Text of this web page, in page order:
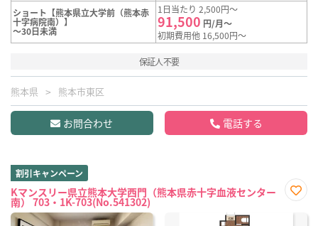
ショート【熊本県立大学前（熊本赤
十字病院南）】
～30日未満
1日当たり 2,500円～
91,500 円/月～
初期費用他 16,500円～
保証人不要
熊本県 熊本市東区
お問合わせ 電話する
割引キャンペーン
Kマンスリー県立熊本大学西門（熊本県赤十字血液センター
南） 703・1K-703(No.541302)
に入